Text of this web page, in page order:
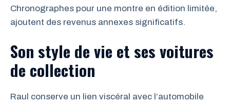
Chronographes pour une montre en édition limitée,
ajoutent des revenus annexes significatifs.
Son style de vie et ses voitures
de collection
Raul conserve un lien viscéral avec l’automobile